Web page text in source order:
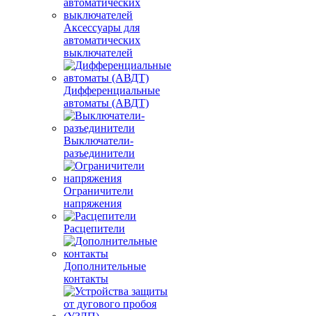
Аксессуары для
автоматических
выключателей
Дифференциальные
автоматы (АВДТ)
Выключатели-
разъединители
Ограничители
напряжения
Расцепители
Дополнительные
контакты